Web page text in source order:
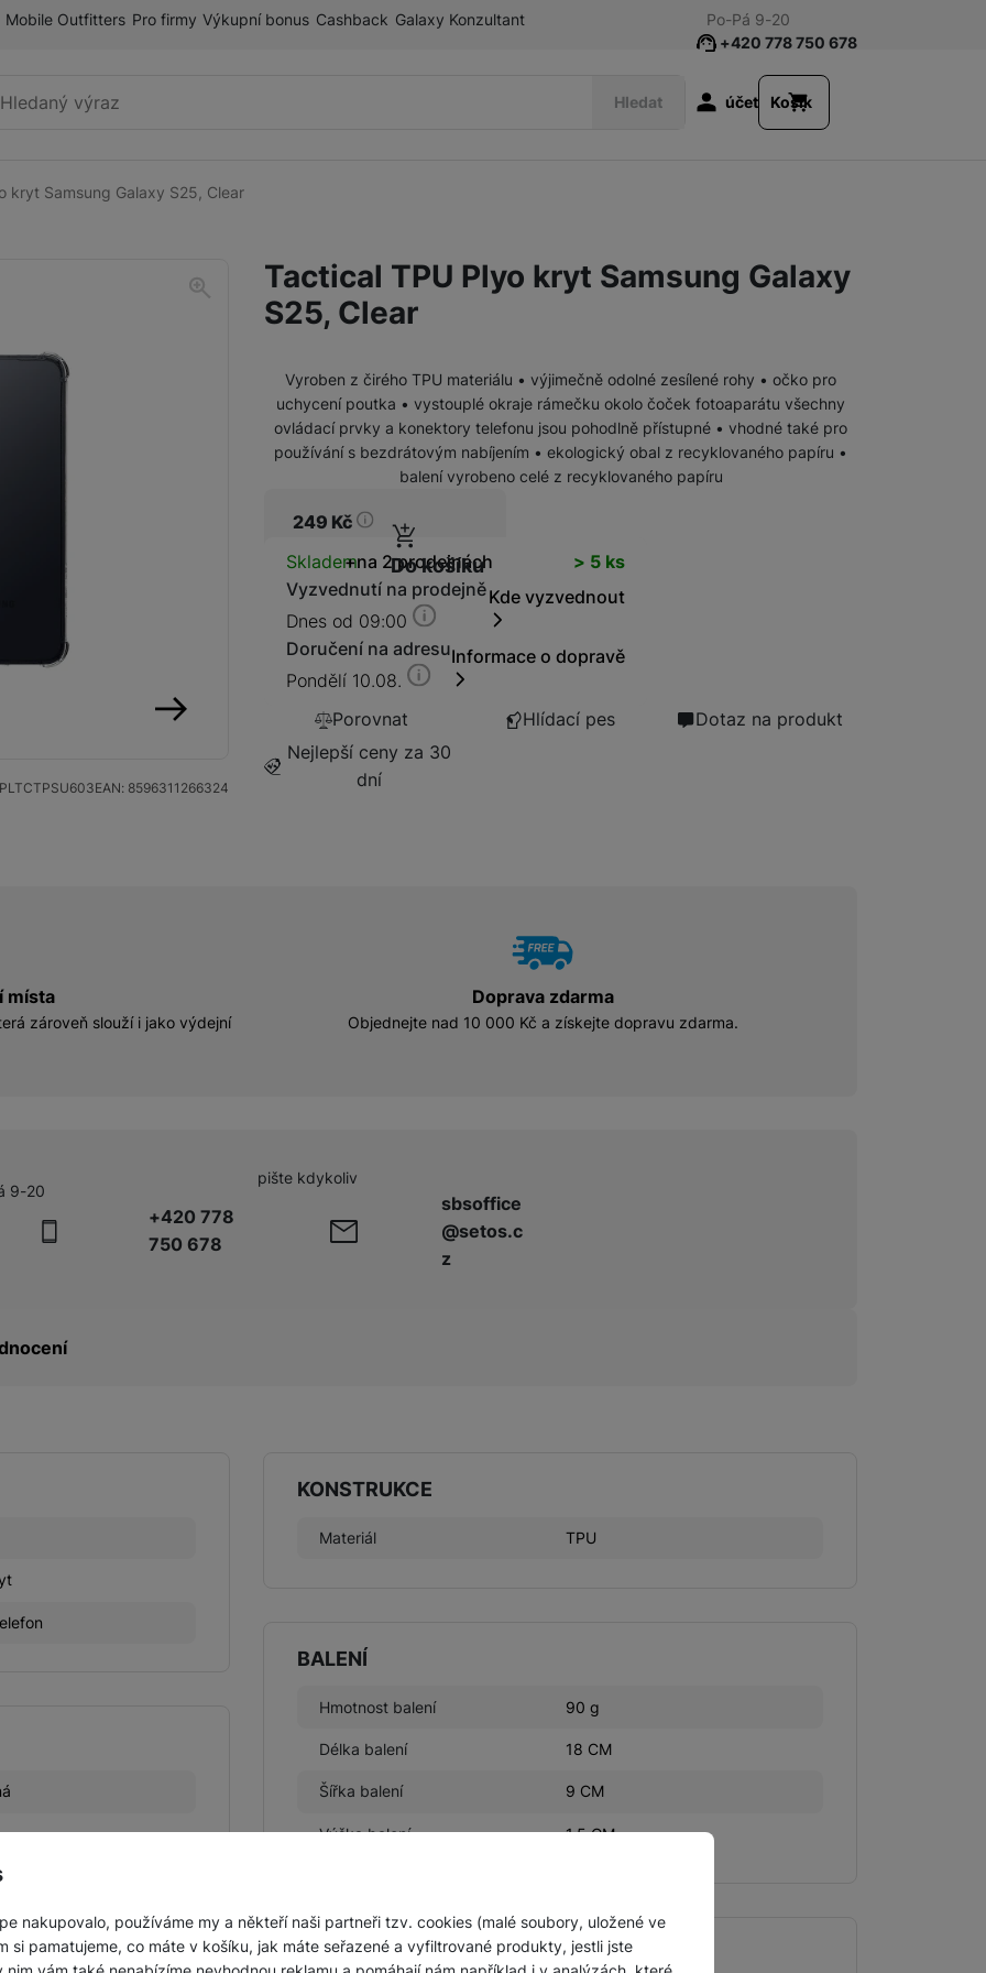
nakupovalo, používáme my a někteří naši partneři tzv. cookies (malé soubory, uložené ve
si pamatujeme, co máte v košíku, jak máte seřazené a vyfiltrované produkty, jestli jste
Mobile Outfitters Pro firmy Výkupní bonus Cashback Galaxy Konzultant
Vyhledávání Hledat
Příslušenství k mobilnímu
Fólie a tvrzená skla Klávesnice
Příslušenství k chytrým
Nabíječky k chytrým hodinkám Nabíječky
Síťové nabíječky
Nabíječky k chytrým hodinkám
Kabely a redukce
Flash disky a SSD disky
+420 778 750 678
Po-Pá 9-20
Uživatelská
účet Košík
kryt Samsung Galaxy S25, Clear
Tactical TPU Plyo kryt Samsung Galaxy
S25, Clear
Vyroben z čirého TPU materiálu • výjimečně odolné zesílené rohy • očko pro
uchycení poutka • vystouplé okraje rámečku okolo čoček fotoaparátu všechny
ovládací prvky a konektory telefonu jsou pohodlně přístupné • vhodné také pro
používání s bezdrátovým nabíjením • ekologický obal z recyklovaného papíru •
balení vyrobeno celé z recyklovaného papíru
249 Kč
Do košíku
Dostupnost
Sklademna 2 prodejnách
> 5 ks
Vyzvednutí na prodejně
Dnes od 09:00
Kde vyzvednout
Doručení na adresu
Pondělí 10.08.
Informace o dopravě
Porovnat Hlídací pes
Dotaz na produkt
Nejlepší ceny za 30
dní
EAN: 8596311266324
místa
zároveň slouží i jako výdejní
Doprava zdarma
Objednejte nad 10 000 Kč a získejte dopravu zdarma.
9-20
+420 778
750 678
pište kdykoliv
sbsoffice
@setos.c
z
KONSTRUKCE
Materiál TPU
BALENÍ
Hmotnost balení 90 g
Délka balení 18 CM
Šířka balení 9 CM
Výška balení 1,5 CM
Obsah balení